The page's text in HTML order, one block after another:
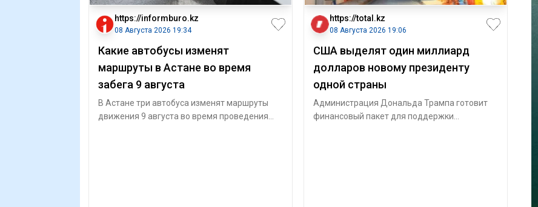
https://informburo.kz
08 Августа 2026 19:34
Какие автобусы изменят
маршруты в Астане во время
забега 9 августа
В Астане три автобуса изменят маршруты
движения 9 августа во время проведения
https://total.kz
08 Августа 2026 19:06
США выделят один миллиард
долларов новому президенту
одной страны
Администрация Дональда Трампа готовит
финансовый пакет для поддержки